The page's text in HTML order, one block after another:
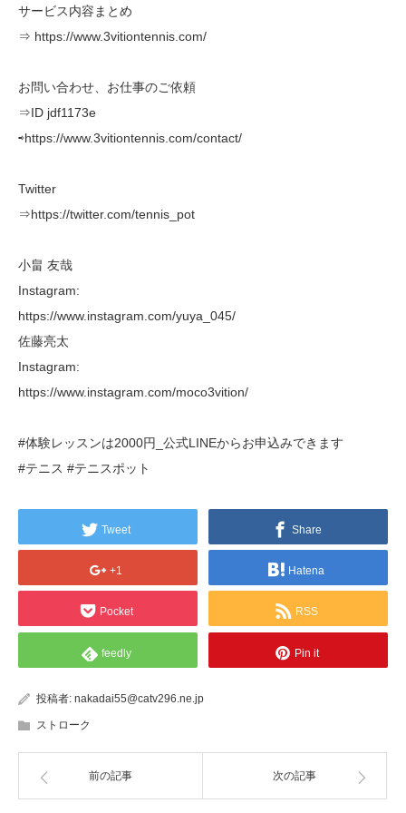
サービス内容まとめ
⇒ https://www.3vitiontennis.com/
お問い合わせ、お仕事のご依頼
⇒ID jdf1173e
⇨https://www.3vitiontennis.com/contact/
Twitter
⇒https://twitter.com/tennis_pot
小畠 友哉
Instagram:
https://www.instagram.com/yuya_045/
佐藤亮太
Instagram:
https://www.instagram.com/moco3vition/
#体験レッスンは2000円_公式LINEからお申込みできます
#テニス #テニスポット
Tweet Share
+1 Hatena
Pocket RSS
feedly Pin it
投稿者: nakadai55@catv296.ne.jp
ストローク
前の記事 次の記事